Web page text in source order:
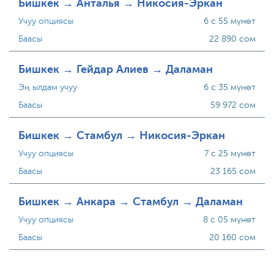
Бишкек → Анталья → Никосия-Эркан
Учуу опциясы
Баасы
6 с 55 мүнөт
22 890 сом
Бишкек → Гейдар Алиев → Даламан
Эң ылдам учуу
Баасы
6 с 35 мүнөт
59 972 сом
Бишкек → Стамбул → Никосия-Эркан
Учуу опциясы
Баасы
7 с 25 мүнөт
23 165 сом
Бишкек → Анкара → Стамбул → Даламан
Учуу опциясы
Баасы
8 с 05 мүнөт
20 160 сом